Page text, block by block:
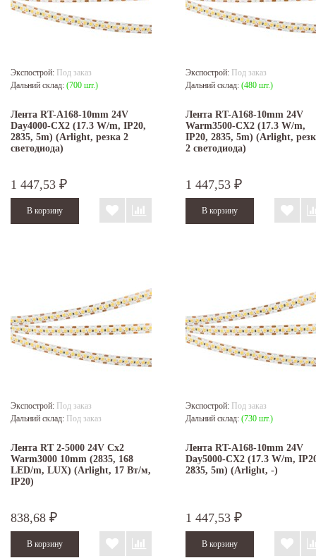
Экспострой: Под заказ
Дальний склад: (700 шт.)
Лента RT-A168-10mm 24V
Day4000-CX2 (17.3 W/m, IP20,
2835, 5m) (Arlight, резка 2
светодиода)
1 447,53 ₽
Экспострой: Под заказ
Дальний склад: (480 шт.)
Лента RT-A168-10mm 24V
Warm3500-CX2 (17.3 W/m,
IP20, 2835, 5m) (Arlight,
2 светодиода)
1 447,53 ₽
Экспострой: Под заказ
Дальний склад: Под заказ
Лента RT 2-5000 24V Cx2
Warm3000 10mm (2835, 168
LED/m, LUX) (Arlight, 17 Вт/м,
IP20)
838,68 ₽
Экспострой: Под заказ
Дальний склад: (730 шт.)
Лента RT-A168-10mm 24V
Day5000-CX2 (17.3 W/m,
2835, 5m) (Arlight, -)
1 447,53 ₽